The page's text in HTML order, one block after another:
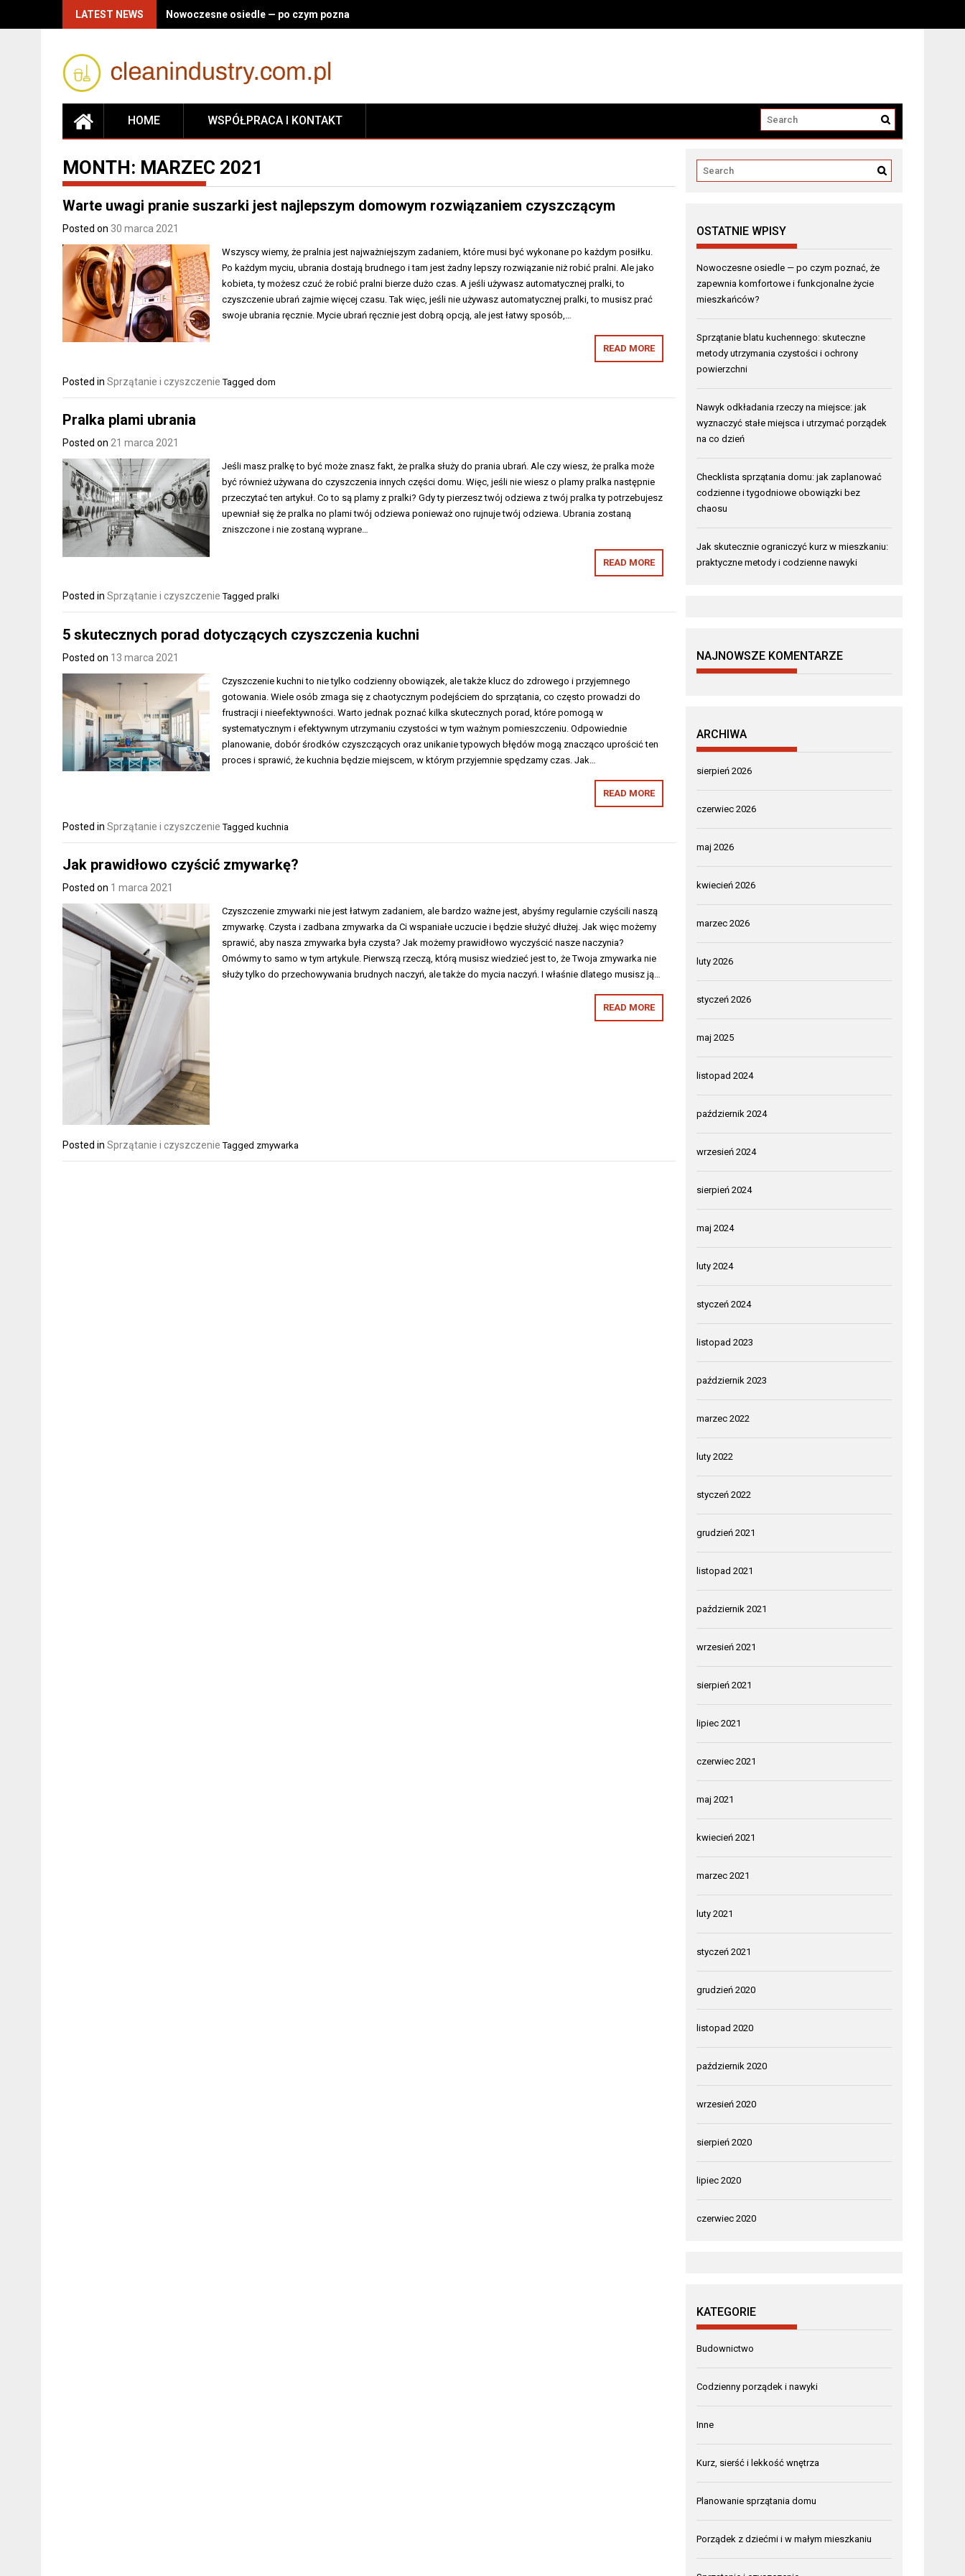
LATEST NEWS Nowoczesne osiedle — po czym poznać, że zapewnia komfortowe i funkcjonalne życie mieszkańców?
HOME WSPÓŁPRACA I KONTAKT
MONTH: MARZEC 2021
Warte uwagi pranie suszarki jest najlepszym domowym rozwiązaniem czyszczącym
Posted on 30 marca 2021
Wszyscy wiemy, że pralnia jest najważniejszym zadaniem, które musi być wykonane po każdym posiłku.
Po każdym myciu, ubrania dostają brudnego i tam jest żadny lepszy rozwiązanie niż robić pralni. Ale jako
kobieta, ty możesz czuć że robić pralni bierze dużo czas. A jeśli używasz automatycznej pralki, to
czyszczenie ubrań zajmie więcej czasu. Tak więc, jeśli nie używasz automatycznej pralki, to musisz prać
swoje ubrania ręcznie. Mycie ubrań ręcznie jest dobrą opcją, ale jest łatwy sposób,…
READ MORE
Posted in Sprzątanie i czyszczenie Tagged dom
Pralka plami ubrania
Posted on 21 marca 2021
Jeśli masz pralkę to być może znasz fakt, że pralka służy do prania ubrań. Ale czy wiesz, że pralka może
być również używana do czyszczenia innych części domu. Więc, jeśli nie wiesz o plamy pralka następnie
przeczytać ten artykuł. Co to są plamy z pralki? Gdy ty pierzesz twój odziewa z twój pralka ty potrzebujesz
upewniał się że pralka no plami twój odziewa ponieważ ono rujnuje twój odziewa. Ubrania zostaną
zniszczone i nie zostaną wyprane…
READ MORE
Posted in Sprzątanie i czyszczenie Tagged pralki
5 skutecznych porad dotyczących czyszczenia kuchni
Posted on 13 marca 2021
Czyszczenie kuchni to nie tylko codzienny obowiązek, ale także klucz do zdrowego i przyjemnego
gotowania. Wiele osób zmaga się z chaotycznym podejściem do sprzątania, co często prowadzi do
frustracji i nieefektywności. Warto jednak poznać kilka skutecznych porad, które pomogą w
systematycznym i efektywnym utrzymaniu czystości w tym ważnym pomieszczeniu. Odpowiednie
planowanie, dobór środków czyszczących oraz unikanie typowych błędów mogą znacząco uprościć ten
proces i sprawić, że kuchnia będzie miejscem, w którym przyjemnie spędzamy czas. Jak…
READ MORE
Posted in Sprzątanie i czyszczenie Tagged kuchnia
Jak prawidłowo czyścić zmywarkę?
Posted on 1 marca 2021
Czyszczenie zmywarki nie jest łatwym zadaniem, ale bardzo ważne jest, abyśmy regularnie czyścili naszą
zmywarkę. Czysta i zadbana zmywarka da Ci wspaniałe uczucie i będzie służyć dłużej. Jak więc możemy
sprawić, aby nasza zmywarka była czysta? Jak możemy prawidłowo wyczyścić nasze naczynia?
Omówmy to samo w tym artykule. Pierwszą rzeczą, którą musisz wiedzieć jest to, że Twoja zmywarka nie
służy tylko do przechowywania brudnych naczyń, ale także do mycia naczyń. I właśnie dlatego musisz ją…
READ MORE
Posted in Sprzątanie i czyszczenie Tagged zmywarka
OSTATNIE WPISY
Nowoczesne osiedle — po czym poznać, że
zapewnia komfortowe i funkcjonalne życie
mieszkańców?
Sprzątanie blatu kuchennego: skuteczne
metody utrzymania czystości i ochrony
powierzchni
Nawyk odkładania rzeczy na miejsce: jak
wyznaczyć stałe miejsca i utrzymać porządek
na co dzień
Checklista sprzątania domu: jak zaplanować
codzienne i tygodniowe obowiązki bez
chaosu
Jak skutecznie ograniczyć kurz w mieszkaniu:
praktyczne metody i codzienne nawyki
NAJNOWSZE KOMENTARZE
ARCHIWA
sierpień 2026
czerwiec 2026
maj 2026
kwiecień 2026
marzec 2026
luty 2026
styczeń 2026
maj 2025
listopad 2024
październik 2024
wrzesień 2024
sierpień 2024
maj 2024
luty 2024
styczeń 2024
listopad 2023
październik 2023
marzec 2022
luty 2022
styczeń 2022
grudzień 2021
listopad 2021
październik 2021
wrzesień 2021
sierpień 2021
lipiec 2021
czerwiec 2021
maj 2021
kwiecień 2021
marzec 2021
luty 2021
styczeń 2021
grudzień 2020
listopad 2020
październik 2020
wrzesień 2020
sierpień 2020
lipiec 2020
czerwiec 2020
KATEGORIE
Budownictwo
Codzienny porządek i nawyki
Inne
Kurz, sierść i lekkość wnętrza
Planowanie sprzątania domu
Porządek z dziećmi i w małym mieszkaniu